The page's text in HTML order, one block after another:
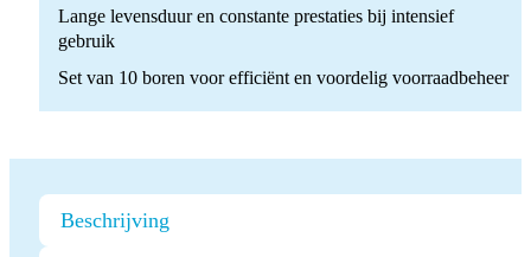
Lange levensduur en constante prestaties bij intensief
gebruik
Set van 10 boren voor efficiënt en voordelig voorraadbeheer
Beschrijving